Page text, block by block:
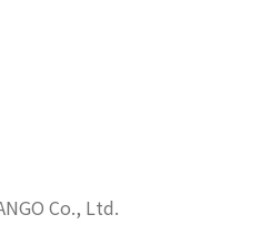
Co., Ltd.